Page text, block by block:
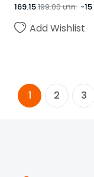
169.15199.00บาท -15
Add Wishlist
1 2 3